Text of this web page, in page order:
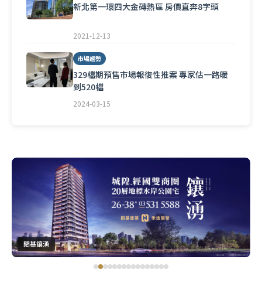
閎基鑲湧
新北第一環四大金磚熱區 房價直奔8字頭
2021-12-13
市場趨勢
329檔期預售市場報復性推案 專家估一路暖
到520檔
2024-03-15